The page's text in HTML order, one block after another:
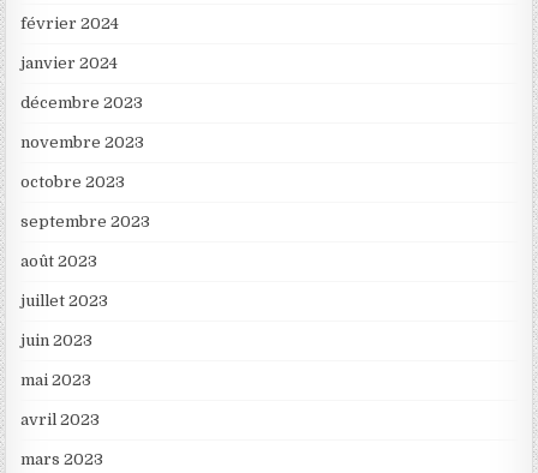
février 2024
janvier 2024
décembre 2023
novembre 2023
octobre 2023
septembre 2023
août 2023
juillet 2023
juin 2023
mai 2023
avril 2023
mars 2023